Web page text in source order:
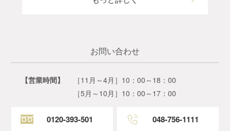
お問い合わせ
【営業時間】
［11月～4月］10：00～18：00
［5月～10月］10：00～17：00
0120-393-501 048-756-1111